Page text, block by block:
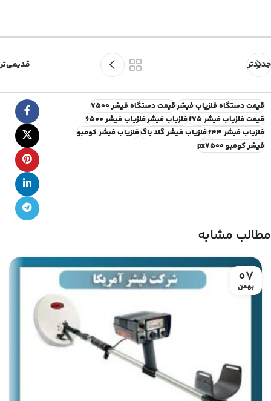
جدیدتر قدیمی‌تر
قیمت دستگاه فلزیاب فیشرقیمت دستگاه فیشر ۷۵۰۰
قیمت فلزیاب فیشر f75
فلزیاب فیشرفلزیاب فیشر 6500
فلزیاب فیشر f44
فلزیاب فیشر گلد باگفلزیاب فیشر کومبو
فیشر کومبو px7500
مطالب مشابه
07
بهمن